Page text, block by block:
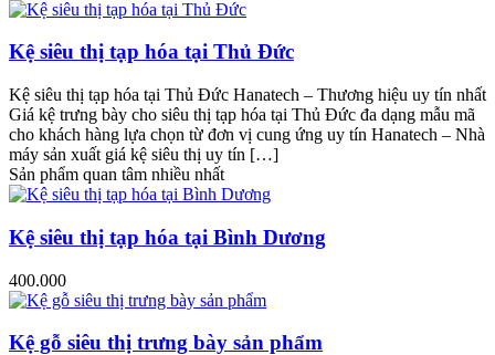
Kệ siêu thị tạp hóa tại Thủ Đức
Kệ siêu thị tạp hóa tại Thủ Đức Hanatech – Thương hiệu uy tín nhất
Giá kệ trưng bày cho siêu thị tạp hóa tại Thủ Đức đa dạng mẫu mã
cho khách hàng lựa chọn từ đơn vị cung ứng uy tín Hanatech – Nhà
máy sản xuất giá kệ siêu thị uy tín […]
Sản phẩm quan tâm nhiều nhất
Kệ siêu thị tạp hóa tại Bình Dương
400.000
Kệ gỗ siêu thị trưng bày sản phẩm